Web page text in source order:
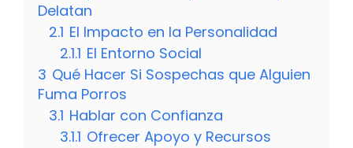
Delatan
2.1 El Impacto en la Personalidad
2.1.1 El Entorno Social
3 Qué Hacer Si Sospechas que Alguien
Fuma Porros
3.1 Hablar con Confianza
3.1.1 Ofrecer Apoyo y Recursos